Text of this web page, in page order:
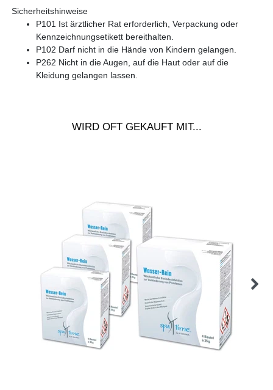
Sicherheitshinweise
P101 Ist ärztlicher Rat erforderlich, Verpackung oder
Kennzeichnungsetikett bereithalten.
P102 Darf nicht in die Hände von Kindern gelangen.
P262 Nicht in die Augen, auf die Haut oder auf die
Kleidung gelangen lassen.
WIRD OFT GEKAUFT MIT...